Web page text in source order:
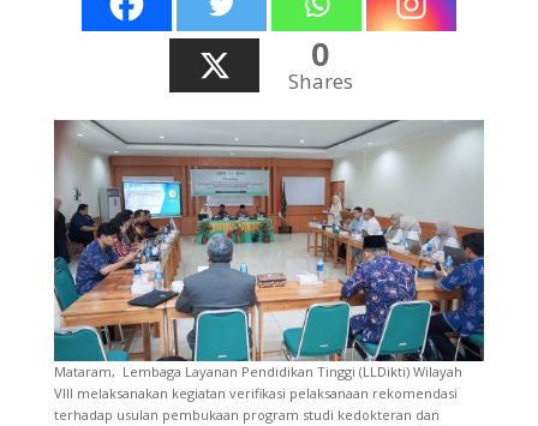
0
Shares
Mataram, Lembaga Layanan Pendidikan Tinggi (LLDikti) Wilayah
VIII melaksanakan kegiatan verifikasi pelaksanaan rekomendasi
terhadap usulan pembukaan program studi kedokteran dan